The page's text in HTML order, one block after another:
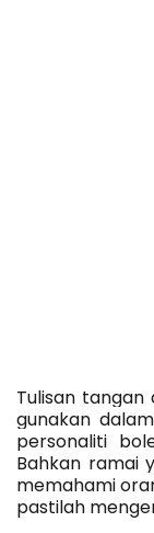
Tulisan
gunakan
personaliti
Bahkan ramai
memahami
pastilah